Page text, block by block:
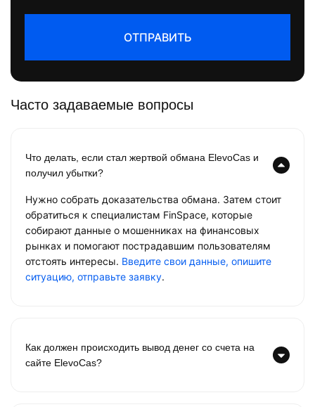
ОТПРАВИТЬ
Часто задаваемые вопросы
Что делать, если стал жертвой обмана ElevoCas и
получил убытки?
Нужно собрать доказательства обмана. Затем стоит
обратиться к специалистам FinSpace, которые
собирают данные о мошенниках на финансовых
рынках и помогают пострадавшим пользователям
отстоять интересы. Введите свои данные, опишите
ситуацию, отправьте заявку.
Как должен происходить вывод денег со счета на
сайте ElevoCas?